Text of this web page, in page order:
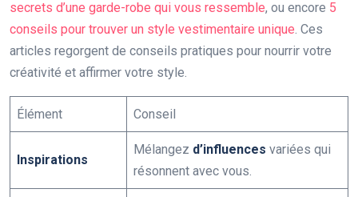
secrets d’une garde-robe qui vous ressemble, ou encore 5
conseils pour trouver un style vestimentaire unique. Ces
articles regorgent de conseils pratiques pour nourrir votre
créativité et affirmer votre style.
Élément Conseil
Inspirations
Mélangez d’influences variées qui
résonnent avec vous.